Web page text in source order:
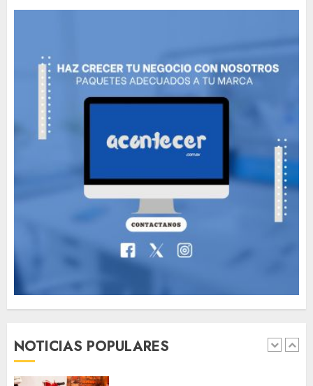
NOTICIAS POPULARES
MAYO 14, 2024 811
Need to Know About the
Classic Cars in a Retro
Movie?
The full story of
Thailand’s extraordinary
cave rescue
MAYO 14, 2024
1
Jorge Messi, el hombre
que acompañó a Lionel
AGOSTO 8, 2026